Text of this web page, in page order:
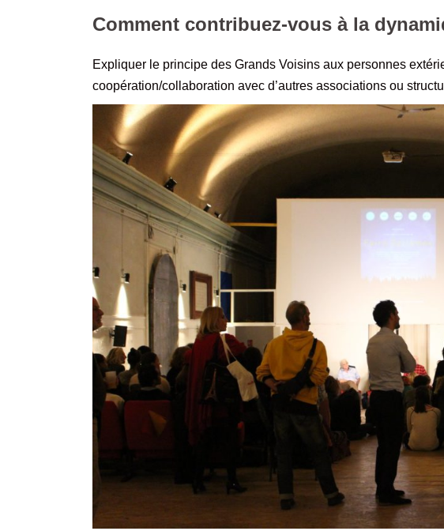
Comment contribuez-vous à la
Expliquer le principe des Grands Voisins aux personnes
coopération/collaboration avec d’autres associations ou